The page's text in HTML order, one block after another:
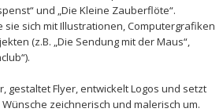
und „Die Kleine Zauberflöte“.
sich mit Illustrationen, Computergrafiken
(z.B. „Die Sendung mit der Maus“,
gestaltet Flyer, entwickelt Logos und setzt
zeichnerisch und malerisch um.